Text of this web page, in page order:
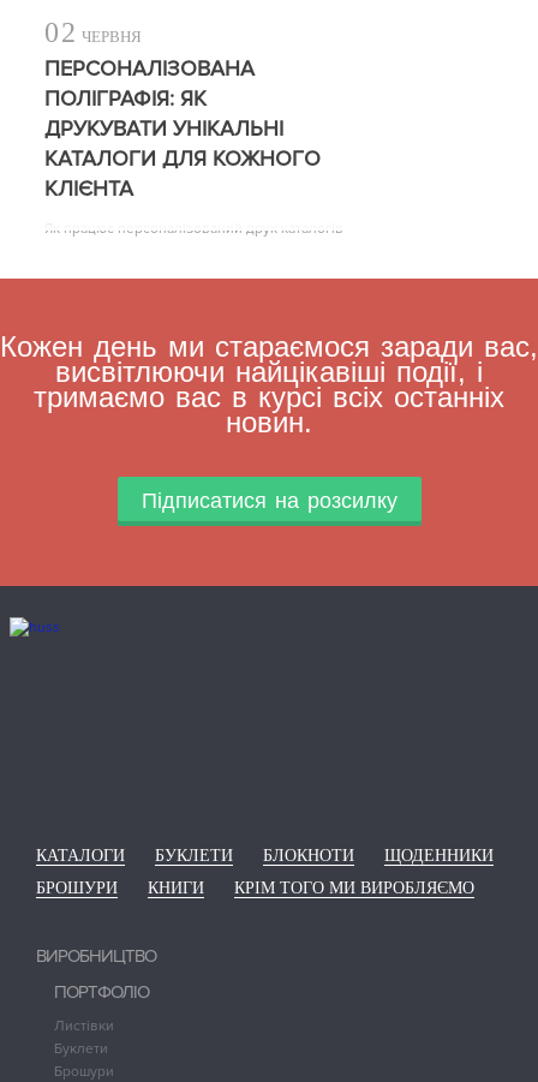
02 ЧЕРВНЯ
ПЕРСОНАЛІЗОВАНА
ПОЛІГРАФІЯ: ЯК
ДРУКУВАТИ УНІКАЛЬНІ
КАТАЛОГИ ДЛЯ КОЖНОГО
КЛІЄНТА
Як працює персоналізований друк каталогів
Кожен день ми стараємося заради вас,
висвітлюючи найцікавіші події, і
тримаємо вас в курсі всіх останніх
новин.
Підписатися на розсилку
КАТАЛОГИ БУКЛЕТИ БЛОКНОТИ
ЩОДЕННИКИ
БРОШУРИ
КНИГИ КРІМ ТОГО МИ ВИРОБЛЯЄМО
ВИРОБНИЦТВО
ПОРТФОЛІО
Листівки
Буклети
Брошури